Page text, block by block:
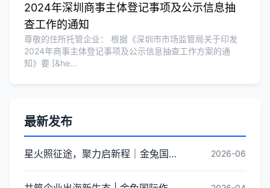
2024年深圳商事主体登记事项及公示信息抽
查工作的通知
尊敬的住所托管企业： 根据《深圳市市场监管局关于印发
2024年商事主体登记事项及公示信息抽查工作方案的通
知》要 [&he…
最新发布
星火照征途，聚力启新程｜金兔国际井冈山红色研学团建圆满收官 2026-06